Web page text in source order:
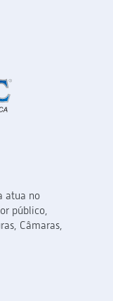
atua no
público,
Câmaras,